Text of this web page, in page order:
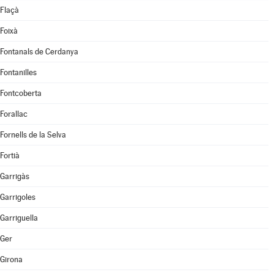
Flaçà
Foixà
Fontanals de Cerdanya
Fontanilles
Fontcoberta
Forallac
Fornells de la Selva
Fortià
Garrigàs
Garrigoles
Garriguella
Ger
Girona